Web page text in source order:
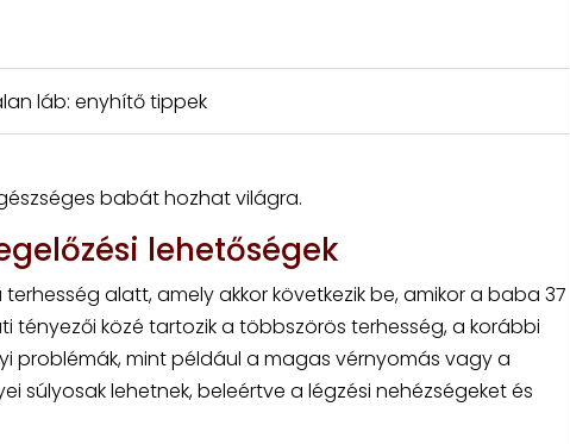
láb: enyhítő tippek
babát hozhat világra.
lehetőségek
alatt, amely akkor következik be, amikor a baba 37
tényezői közé tartozik a többszörös terhesség, a korábbi
problémák, mint például a magas vérnyomás vagy a
súlyosak lehetnek, beleértve a légzési nehézségeket és